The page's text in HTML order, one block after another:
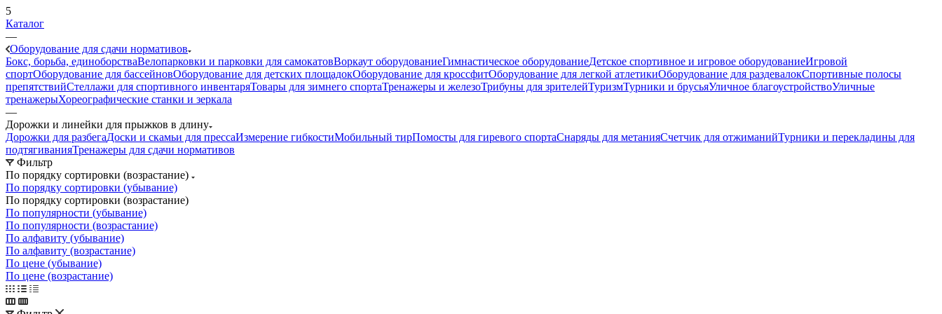
5
Каталог
—
Оборудование для сдачи нормативов
Бокс, борьба, единоборстваВелопарковки и парковки для самокатовВоркаут оборудованиеГимнастическое оборудованиеДетское спортивное и игровое оборудованиеИгровой
спортОборудование для бассейновОборудование для детских площадокОборудование для кроссфитОборудование для легкой атлетикиОборудование для раздевалокСпортивные полосы
препятствийСтеллажи для спортивного инвентаряТовары для зимнего спортаТренажеры и железоТрибуны для зрителейТуризмТурники и брусьяУличное благоустройствоУличные
тренажерыХореографические станки и зеркала
—
Дорожки и линейки для прыжков в длину
Дорожки для разбегаДоски и скамьи для прессаИзмерение гибкостиМобильный тирПомосты для гиревого спортаСнаряды для метанияСчетчик для отжиманийТурники и перекладины для
подтягиванияТренажеры для сдачи нормативов
Фильтр
По порядку сортировки (возрастание)
По порядку сортировки (убывание)
По порядку сортировки (возрастание)
По популярности (убывание)
По популярности (возрастание)
По алфавиту (убывание)
По алфавиту (возрастание)
По цене (убывание)
По цене (возрастание)